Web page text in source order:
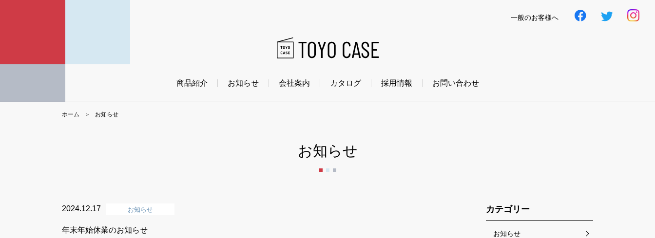
一般のお客様へ
商品紹介 お知らせ 会社案内 カタログ 採用情報 お問い合わせ
ホーム お知らせ
お知らせ
2024.12.17 お知らせ
年末年始休業のお知らせ
カテゴリー
お知らせ